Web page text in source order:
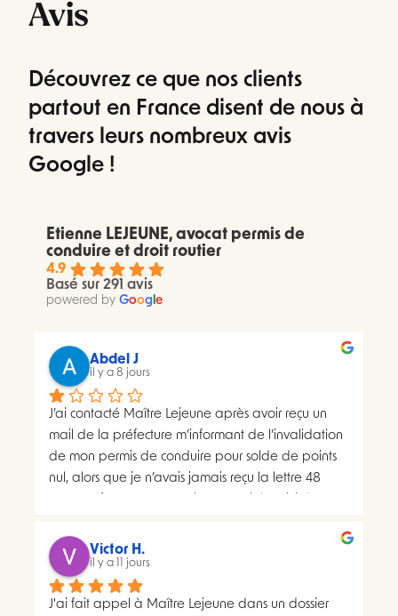
Avis
Découvrez ce que nos clients
partout en France disent de nous à
travers leurs nombreux avis
Google !
Etienne LEJEUNE, avocat permis de
conduire et droit routier
4.9
Basé sur 291 avis
powered by Goog e
Abdel J
il y a 8 jours
J’ai contacté Maître Lejeune après avoir reçu un
mail de la préfecture m’informant de l’invalidation
de mon permis de conduire pour solde de points
nul, alors que je n’avais jamais reçu la lettre 48
distributions à deux dates différentes, ce qui me
semblait présenter une anomalie nécessitant une
analyse juridique.Après avoir consulté les
nombreux avis positifs concernant Maître Lejeune,
Victor H.
il y a 11 jours
J'ai fait appel à Maître Lejeune dans un dossier